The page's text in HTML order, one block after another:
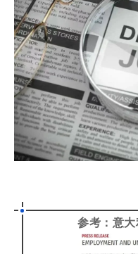
参考：意